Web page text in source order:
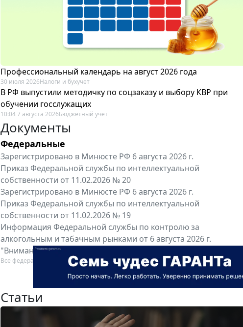
Профессиональный календарь на август 2026 года
30 июля 2026Налоги и бухучет
В РФ выпустили методичку по соцзаказу и выбору КВР при
обучении госслужащих
10:04 7 августа 2026Бюджетный учет
Документы
Федеральные
Зарегистрировано в Минюсте РФ 6 августа 2026 г.
Приказ Федеральной службы по интеллектуальной
собственности от 11.02.2026 № 20
Зарегистрировано в Минюсте РФ 6 августа 2026 г.
Приказ Федеральной службы по интеллектуальной
собственности от 11.02.2026 № 19
Информация Федеральной службы по контролю за
алкогольным и табачным рынками от 6 августа 2026 г.
"Вниманию производителей и импортёров алкогольной...
Все федеральные документы
Статьи